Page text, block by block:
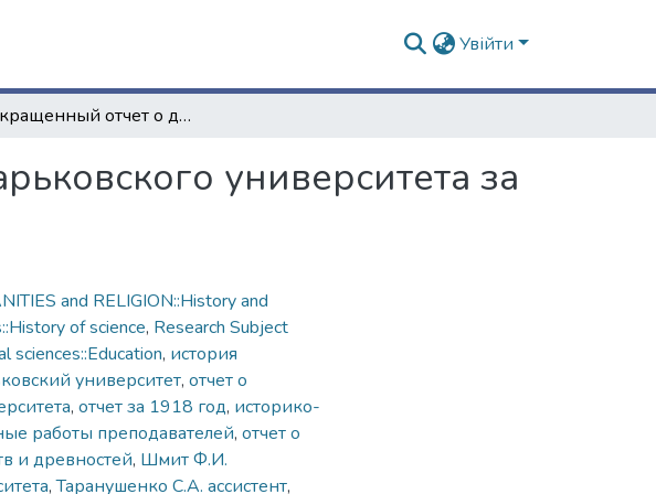
Увійти
Сокращенный отчет о деятельности Харьковского университета за 1918 год
университета за
and RELIGION::History and
of science, Research Subject
sciences::Education, история
университет, отчет о
, отчет за 1918 год, историко-
работы преподавателей, отчет о
и древностей, Шмит Ф.И.
,Таранушенко С.А. ассистент,